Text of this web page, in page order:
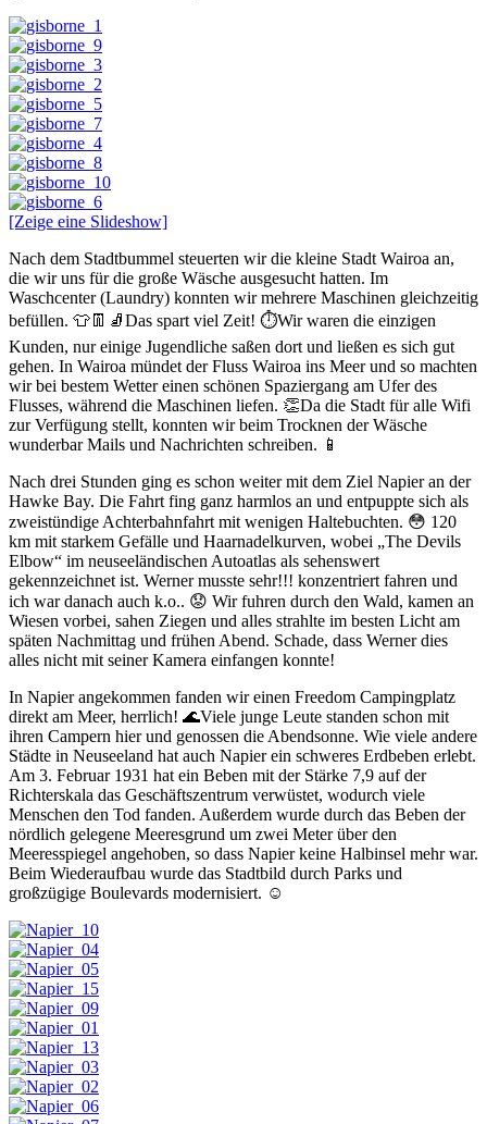
[Zeige eine Slideshow]
Nach dem Stadtbummel steuerten wir die kleine Stadt Wairoa an,
die wir uns für die große Wäsche ausgesucht hatten. Im
Waschcenter (Laundry) konnten wir mehrere Maschinen gleichzeitig
befüllen. 👕👖🧦Das spart viel Zeit! ⏱Wir waren die einzigen
Kunden, nur einige Jugendliche saßen dort und ließen es sich gut
gehen. In Wairoa mündet der Fluss Wairoa ins Meer und so machten
wir bei bestem Wetter einen schönen Spaziergang am Ufer des
Flusses, während die Maschinen liefen. 👏Da die Stadt für alle Wifi
zur Verfügung stellt, konnten wir beim Trocknen der Wäsche
wunderbar Mails und Nachrichten schreiben. 📱
Nach drei Stunden ging es schon weiter mit dem Ziel Napier an der
Hawke Bay. Die Fahrt fing ganz harmlos an und entpuppte sich als
zweistündige Achterbahnfahrt mit wenigen Haltebuchten. 😳 120
km mit starkem Gefälle und Haarnadelkurven, wobei „The Devils
Elbow“ im neuseeländischen Autoatlas als sehenswert
gekennzeichnet ist. Werner musste sehr!!! konzentriert fahren und
ich war danach auch k.o.. 😟 Wir fuhren durch den Wald, kamen an
Wiesen vorbei, sahen Ziegen und alles strahlte im besten Licht am
späten Nachmittag und frühen Abend. Schade, dass Werner dies
alles nicht mit seiner Kamera einfangen konnte!
In Napier angekommen fanden wir einen Freedom Campingplatz
direkt am Meer, herrlich! 🌊Viele junge Leute standen schon mit
ihren Campern hier und genossen die Abendsonne. Wie viele andere
Städte in Neuseeland hat auch Napier ein schweres Erdbeben erlebt.
Am 3. Februar 1931 hat ein Beben mit der Stärke 7,9 auf der
Richterskala das Geschäftszentrum verwüstet, wodurch viele
Menschen den Tod fanden. Außerdem wurde durch das Beben der
nördlich gelegene Meeresgrund um zwei Meter über den
Meeresspiegel angehoben, so dass Napier keine Halbinsel mehr war.
Beim Wiederaufbau wurde das Stadtbild durch Parks und
großzügige Boulevards modernisiert. ☺️